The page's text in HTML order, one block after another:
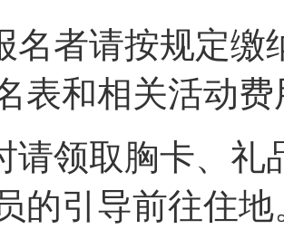
名者请按规定
表和相关活动
请领取胸卡、
的引导前往住地